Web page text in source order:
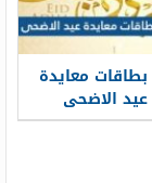
بطاقات معايدة
عيد الاضحى
المبارك 2026 ،